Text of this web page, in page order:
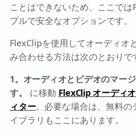
ことはできないため、ここで
プルで安全なオプションです。
FlexClipを使用してオーディオ
み合わせる方法は次のとおりで
1。オーディオとビデオのマー
す。
に移動 FlexClip オーディ
ィター。必要な場合は、無料の
イブラリもここにあります。